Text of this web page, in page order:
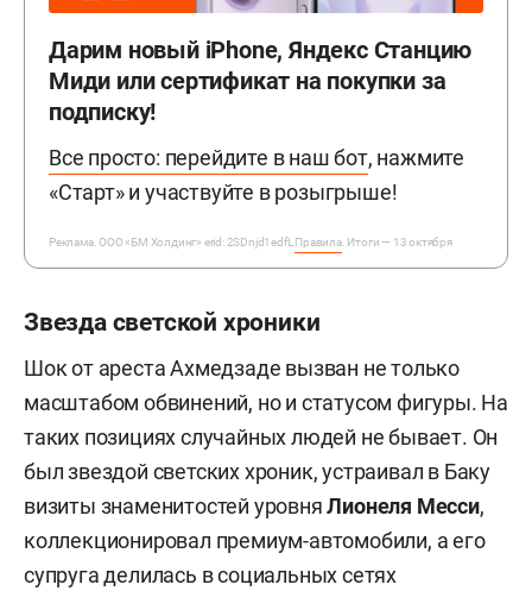
Дарим новый iPhone, Яндекс Станцию
Миди или сертификат на покупки за
подписку!
Все просто: перейдите в наш бот, нажмите
«Старт» и участвуйте в розыгрыше!
Реклама. ООО «БМ Холдинг» erid: 2SDnjd1edfL Правила. Итоги — 13 октября
Звезда светской хроники
Шок от ареста Ахмедзаде вызван не только
масштабом обвинений, но и статусом фигуры. На
таких позициях случайных людей не бывает. Он
был звездой светских хроник, устраивал в Баку
визиты знаменитостей уровняЛионеля Месси,
коллекционировал премиум-автомобили, а его
супруга делилась в социальных сетях